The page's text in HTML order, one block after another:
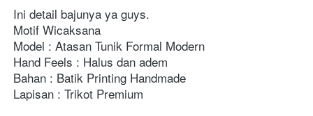
Ini detail bajunya ya guys.
Motif Wicaksana
Model : Atasan Tunik Formal Modern
Hand Feels : Halus dan adem
Bahan : Batik Printing Handmade
Lapisan : Trikot Premium